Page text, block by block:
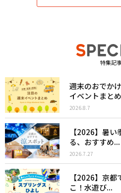
特集記
週末のおでか
イベントまと
2026.8.7
【2026】暑
る、おすすめ...
2026.7.27
【2026】京
こ！水遊び...